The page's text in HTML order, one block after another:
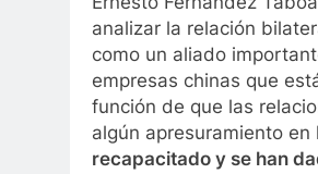
analizar la relación
como un aliado
empresas chinas que
función de que las
algún apresuramiento
recapacitado y se han